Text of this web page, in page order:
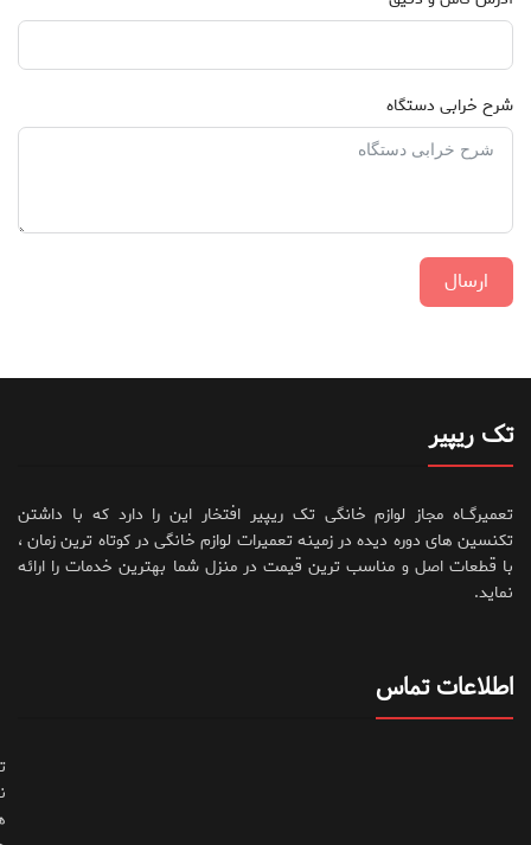
شرح خرابی دستگاه
ارسال
تک ریپیر
تعمیرگــاه مجاز لوازم خانگی تک ریپیر افتخار این را دارد که با داشتن
تکنسین های دوره دیده در زمینه تعمیرات لوازم خانگی در کوتاه ترین زمان ،
با قطعات اصل و مناسب ترین قیمت در منزل شما بهترین خدمات را ارائه
نماید.
اطلاعات تماس